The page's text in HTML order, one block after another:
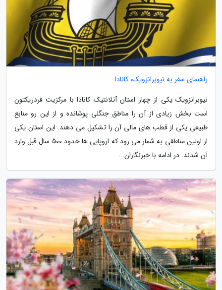
راهنمای سفر به نیوبرانزویک، کانادا
نیوبرانزویک یکی از چهار استان آتلانتیک کانادا با مرکزیت فردریکتون
است بخش زیادی از آن را مناطق جنگلی پوشانده و از این رو منابع
طبیعی یکی از قطب های مالی آن را تشکیل می دهند. این استان یکی
از اولین مناطقی به شمار می رود که اروپایی ها حدود 500 سال قبل وارد
آن شدند. در ادامه با خبرنگاران...